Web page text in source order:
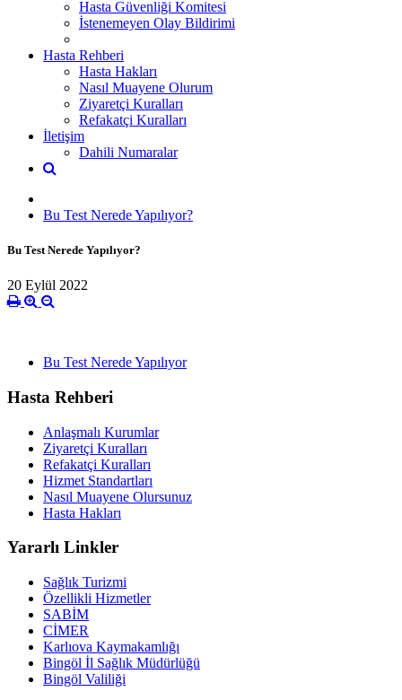
Hasta Güvenliği Komitesi
İstenemeyen Olay Bildirimi
Hasta Rehberi
Hasta Hakları
Nasıl Muayene Olurum
Ziyaretçi Kuralları
Refakatçi Kuralları
İletişim
Dahili Numaralar
Bu Test Nerede Yapılıyor?
Bu Test Nerede Yapılıyor?
20 Eylül 2022
Bu Test Nerede Yapılıyor
Hasta Rehberi
Anlaşmalı Kurumlar
Ziyaretçi Kuralları
Refakatçi Kuralları
Hizmet Standartları
Nasıl Muayene Olursunuz
Hasta Hakları
Yararlı Linkler
Sağlık Turizmi
Özellikli Hizmetler
SABİM
CİMER
Karlıova Kaymakamlığı
Bingöl İl Sağlık Müdürlüğü
Bingöl Valiliği